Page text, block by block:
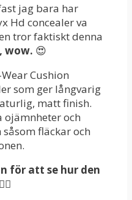
jag bara har
Hd concealer va
tror faktiskt denna
wow. 😍
Cushion
som ger långvarig
matt finish.
och
fläckar och
för att se hur den